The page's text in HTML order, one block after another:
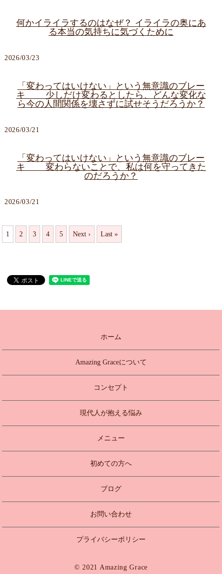
何かイライラするのはなぜ？ イライラの奥にあ
る本当の気持ちに気づくために
2026/03/23
「変わってはいけない」という無意識のブレー
キ 少しだけ変わるとしたら、どんな変化な
ら今の人間関係を壊さずに試せそうだろうか？
2026/03/21
「変わってはいけない」という無意識のブレー
キ 変わらないことで、私は何を守ってきた
のだろうか？
2026/03/21
1 2 3 4 5 Next › Last »
ホーム
Amazing Graceについて
コンセプト
現代人が抱える悩み
メニュー
初めての方へ
ブログ
お問い合わせ
プライバシーポリシー
© 2021 Amazing Grace